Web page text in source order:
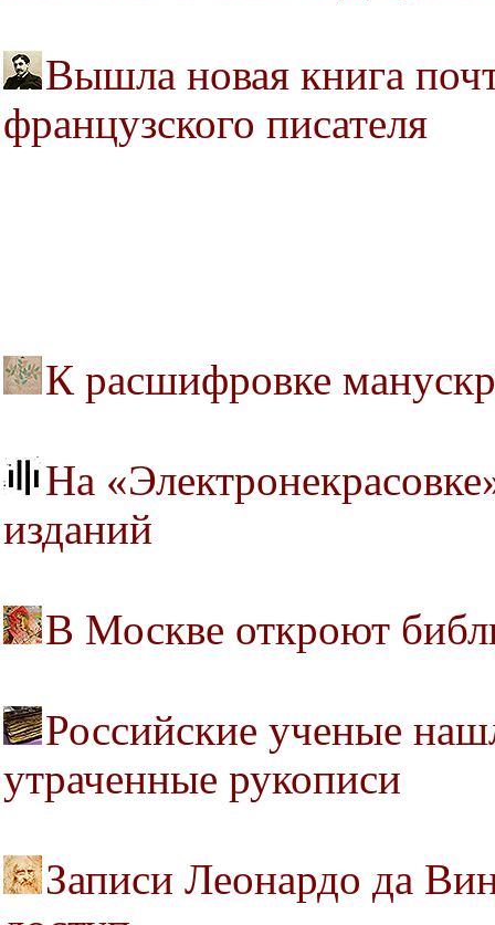
Вышла новая книга
французского писателя
К расшифровке
На
изданий
В Москве откроют
Российские ученые
утраченные рукописи
Записи Леонардо да